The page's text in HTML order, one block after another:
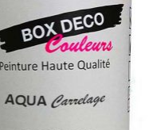
Ajouter
à la
wishlist